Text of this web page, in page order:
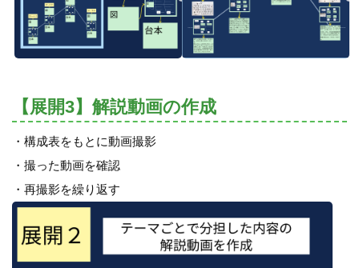
【展開3】解説動画の作成
・構成表をもとに動画撮影
・撮った動画を確認
・再撮影を繰り返す